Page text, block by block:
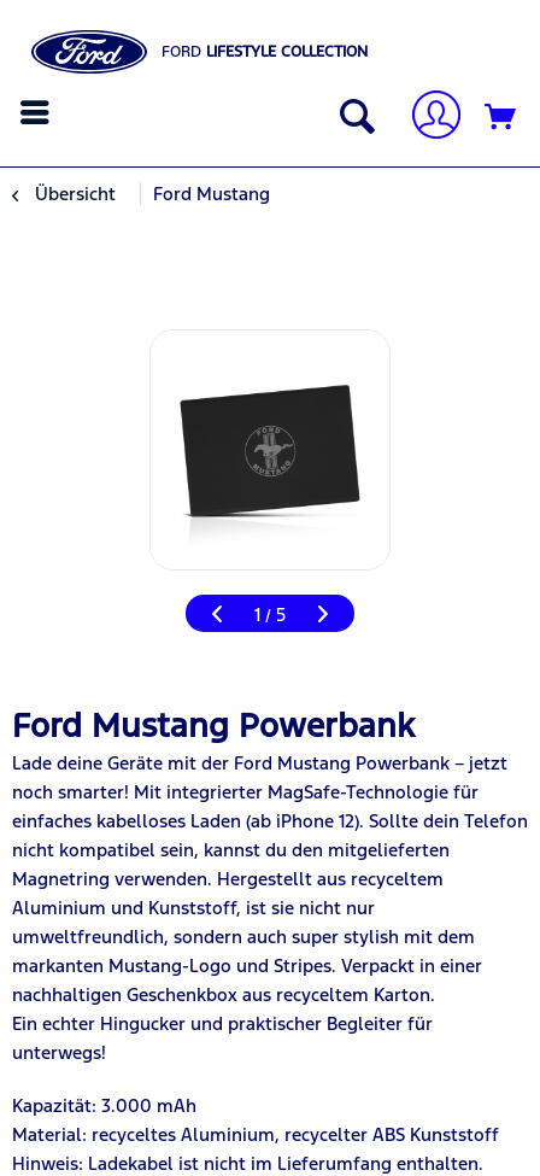
FORD LIFESTYLE COLLECTION
Übersicht Ford Mustang
1 / 5
Ford Mustang Powerbank
Lade deine Geräte mit der Ford Mustang Powerbank – jetzt
noch smarter! Mit integrierter MagSafe-Technologie für
einfaches kabelloses Laden (ab iPhone 12). Sollte dein Telefon
nicht kompatibel sein, kannst du den mitgelieferten
Magnetring verwenden. Hergestellt aus recyceltem
Aluminium und Kunststoff, ist sie nicht nur
umweltfreundlich, sondern auch super stylish mit dem
markanten Mustang-Logo und Stripes. Verpackt in einer
nachhaltigen Geschenkbox aus recyceltem Karton.
Ein echter Hingucker und praktischer Begleiter für
unterwegs!
Kapazität: 3.000 mAh
Material: recyceltes Aluminium, recycelter ABS Kunststoff
Hinweis: Ladekabel ist nicht im Lieferumfang enthalten.